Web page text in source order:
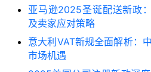
亚马逊2025圣诞配送新政
及卖家应对策略
意大利VAT新规全面解析：
市场机遇